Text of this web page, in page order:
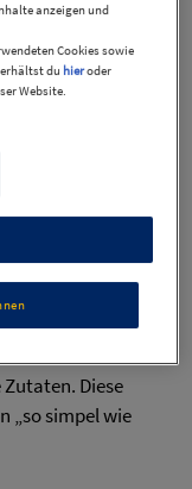
Nichts
das bunte Bete-
Diese
„so simpel wie
anzeigen und
Cookies sowie
du hieroder
Website.